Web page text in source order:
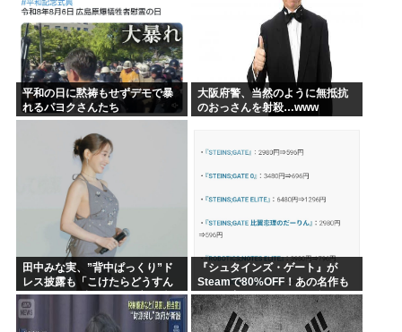
平和の日に黙祷もせずデモで暴
れるパヨクさんたち
大阪府警、当然のように無抵抗
のおっさんを射殺…www
田中みな実、”背中ぱっくり”ド
レス披露も「こけたらどうすん
の？」10cm超ヒールに心配続
出…妊婦期間も”おしゃれ優
先”で問われた意識
『シュタインズ・ゲート』が
Steamで80%OFF！あの名作も
セール中！ケンモメン…急
げ…！